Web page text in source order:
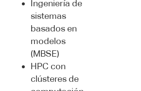
Ingeniería de
sistemas
basados en
modelos
(MBSE)
HPC con
clústeres de